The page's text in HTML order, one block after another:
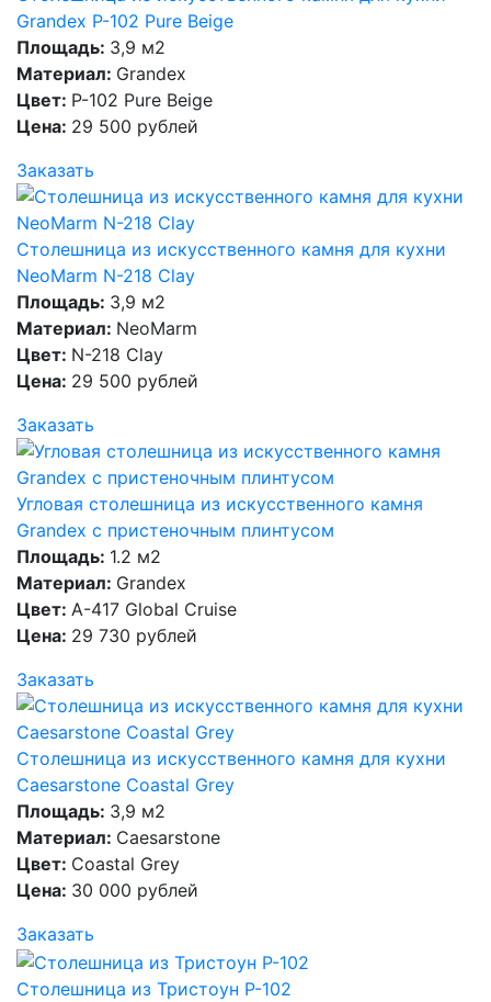
Grandex P-102 Pure Beige
Площадь: 3,9 м2
Материал: Grandex
Цвет: P-102 Pure Beige
Цена: 29 500 рублей
Заказать
Столешница из искусственного камня для кухни
NeoMarm N-218 Clay
Площадь: 3,9 м2
Материал: NeoMarm
Цвет: N-218 Clay
Цена: 29 500 рублей
Заказать
Угловая столешница из искусственного камня
Grandex с пристеночным плинтусом
Площадь: 1.2 м2
Материал: Grandex
Цвет: A-417 Global Cruise
Цена: 29 730 рублей
Заказать
Столешница из искусственного камня для кухни
Caesarstone Coastal Grey
Площадь: 3,9 м2
Материал: Caesarstone
Цвет: Coastal Grey
Цена: 30 000 рублей
Заказать
Столешница из Тристоун P-102